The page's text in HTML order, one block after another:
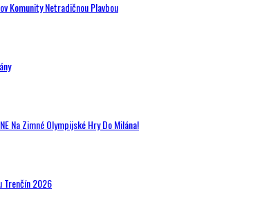
Komunity Netradičnou Plavbou
Na Zimné Olympijské Hry Do Milána!
Trenčín 2026